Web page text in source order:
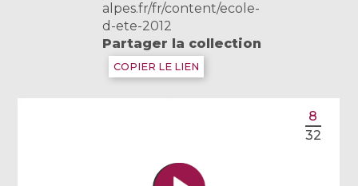
alpes.fr/fr/content/ecole-
d-ete-2012
Partager la collection
COPIER LE LIEN
8
32